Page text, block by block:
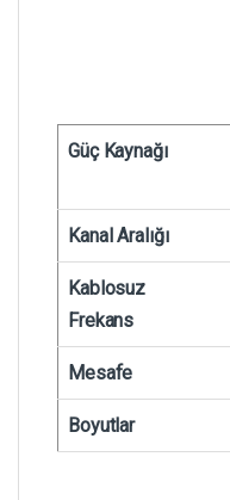
Güç Kaynağı
Kanal Aralığı
Kablosuz
Frekans
Mesafe
Boyutlar